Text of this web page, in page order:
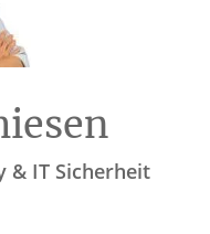
& IT Sicherheit